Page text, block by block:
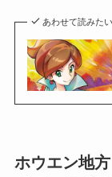
あわせて読みたい
ホウエン地